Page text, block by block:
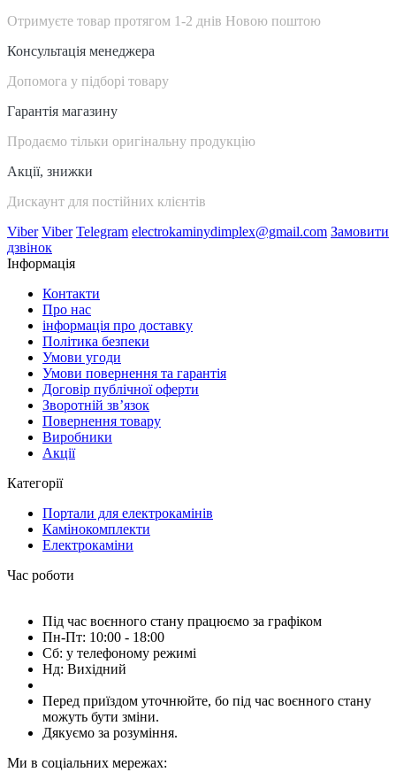
Отримуєте товар протягом 1-2 днів Новою поштою
Консультація менеджера
Допомога у підборі товару
Гарантія магазину
Продаємо тільки оригінальну продукцію
Акції, знижки
Дискаунт для постійних клієнтів
Viber Viber Telegram electrokaminydimplex@gmail.com Замовити
дзвінок
Інформація
Контакти
Про нас
інформація про доставку
Політика безпеки
Умови угоди
Умови повернення та гарантія
Договір публічної оферти
Зворотній зв’язок
Повернення товару
Виробники
Акції
Категорії
Портали для електрокамінів
Камінокомплекти
Електрокаміни
Час роботи
Під час воєнного стану працюємо за графіком
Пн-Пт: 10:00 - 18:00
Сб: у телефоному режимі
Нд: Вихідний
Перед приїздом уточнюйте, бо під час воєнного стану
можуть бути зміни.
Дякуємо за розуміння.
Ми в соціальних мережах: